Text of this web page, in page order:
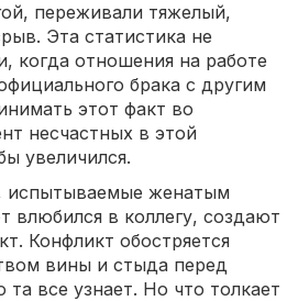
переживали тяжелый,
Эта статистика не
когда отношения на работе
брака с другим
этот факт во
несчастных в этой
увеличился.
испытываемые женатым
влюбился в коллегу, создают
Конфликт обостряется
вины и стыда перед
все узнает. Но что толкает